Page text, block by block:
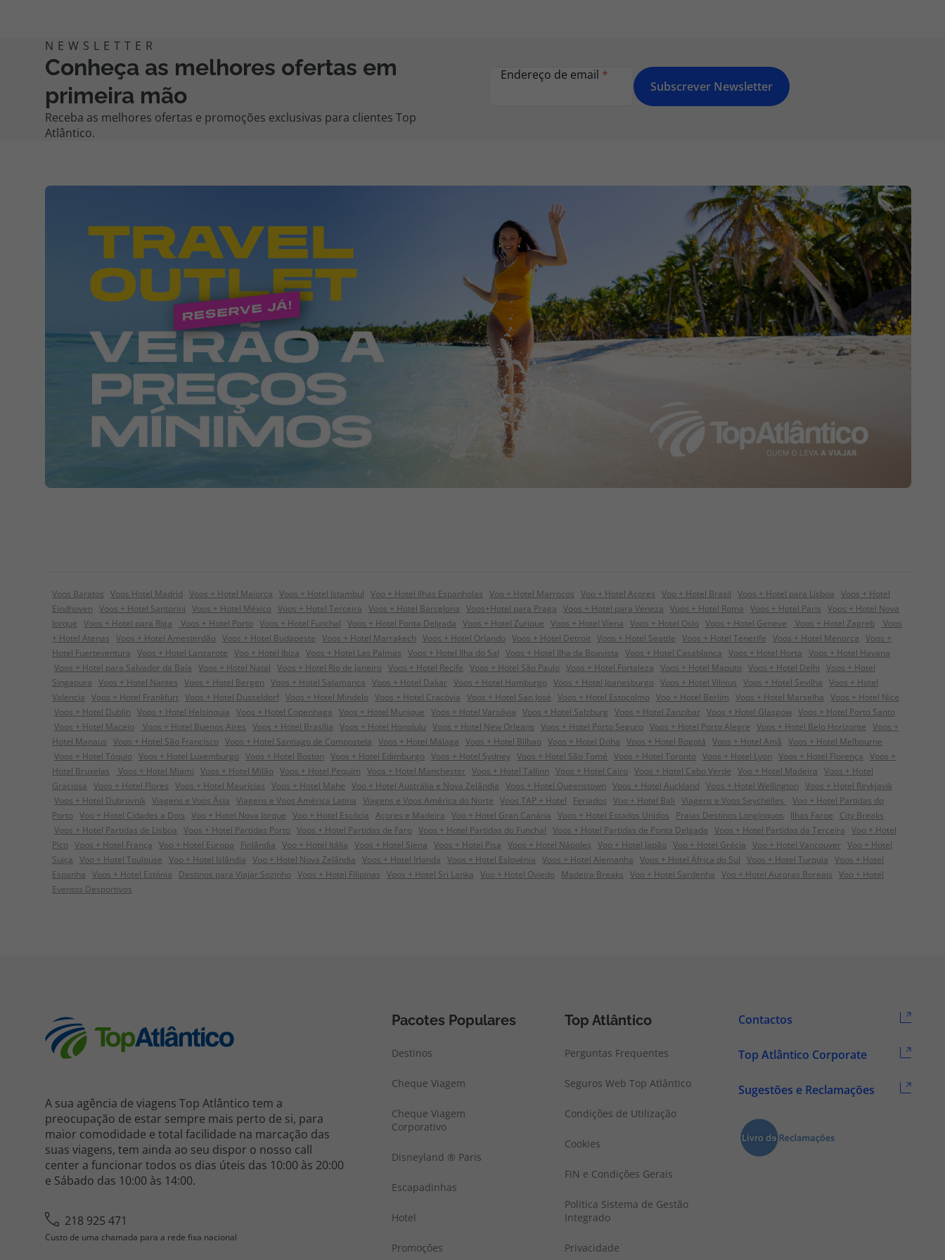
Conheça as melhores ofertas em
primeira mão
Receba as melhores ofertas e promoções exclusivas para clientes Top
Atlântico.
Endereço de email *
Subscrever Newsletter
Voos Baratos Voos Hotel Madrid Voos + Hotel Maiorca Voos + Hotel Istambul Voo + Hotel Ilhas Espanholas Voo + Hotel Marrocos Voo + Hotel Açores Voo + Hotel Brasil Voos + Hotel para Lisboa Voos + Hotel
Eindhoven Voos + Hotel Santorini Voos + Hotel México Voos + Hotel Terceira Voos + Hotel Barcelona Voos+Hotel para Praga Voos + Hotel para Veneza Voos + Hotel Roma Voos + Hotel Paris Voos + Hotel Nova
Iorque Voos + Hotel para Riga Voos + Hotel Porto Voos + Hotel Funchal Voos + Hotel Ponta Delgada Voos + Hotel Zurique Voos + Hotel Viena Voos + Hotel Oslo Voos + Hotel Geneve Voos + Hotel Zagreb
Voos
+ Hotel Atenas Voos + Hotel Amesterdão Voos + Hotel Budapeste Voos + Hotel Marrakech Voos + Hotel Orlando Voos + Hotel Detroit Voos + Hotel Seattle Voos + Hotel Tenerife Voos + Hotel Menorca Voos +
Hotel Fuerteventura Voos + Hotel Lanzarote Voo + Hotel Ibiza Voos + Hotel Las Palmas Voos + Hotel Ilha do Sal Voos + Hotel Ilha da Boavista Voos + Hotel Casablanca Voos + Hotel Horta Voos + Hotel Havana
Voos + Hotel para Salvador da Baía Voos + Hotel Natal Voos + Hotel Rio de Janeiro Voos + Hotel Recife Voos + Hotel São Paulo Voos + Hotel Fortaleza Voos + Hotel Maputo Voos + Hotel Delhi Voos + Hotel
Singapura Voos + Hotel Nantes Voos + Hotel Bergen Voos + Hotel Salamanca Voos + Hotel Dakar Voos + Hotel Hamburgo Voos + Hotel Joanesburgo Voos + Hotel Vilnius Voos + Hotel Sevilha Voos + Hotel
Valencia Voos + Hotel Frankfurt Voos + Hotel Dusseldorf Voos + Hotel Mindelo Voos + Hotel Cracóvia Voos + Hotel San José Voos + Hotel Estocolmo Voo + Hotel Berlim Voos + Hotel Marselha Voos + Hotel Nice
Voos + Hotel Dublin Voos + Hotel Helsínquia Voos + Hotel Copenhaga Voos + Hotel Munique Voos + Hotel Varsóvia Voos + Hotel Salzburg Voos + Hotel Zanzibar Voos + Hotel Glasgow Voos + Hotel Porto Santo
Voos + Hotel Maceio
Voos + Hotel Buenos Aires Voos + Hotel Brasília Voos + Hotel Honolulu Voos + Hotel New Orleans Voos + Hotel Porto Seguro Voos + Hotel Porto Alegre Voos + Hotel Belo Horizonte Voos +
Hotel Manaus Voos + Hotel São Francisco Voos + Hotel Santiago de Compostela Voos + Hotel Málaga Voos + Hotel Bilbao Voos + Hotel Doha Voos + Hotel Bogotá Voos + Hotel Amã Voos + Hotel Melbourne
Voos + Hotel Tóquio Voos + Hotel Luxemburgo Voos + Hotel Boston Voos + Hotel Edimburgo Voos + Hotel Sydney Voos + Hotel São Tomé Voos + Hotel Toronto Voos + Hotel Lyon Voos + Hotel Florença Voos +
Hotel Bruxelas
Voos + Hotel Miami Voos + Hotel Milão Voos + Hotel Pequim Voos + Hotel Manchester Voos + Hotel Tallinn Voos + Hotel Cairo Voos + Hotel Cabo Verde Voo + Hotel Madeira Voos + Hotel
Graciosa Voos + Hotel Flores Voos + Hotel Maurícias Voos + Hotel Mahe Voo + Hotel Austrália e Nova Zelândia Voos + Hotel Queenstown Voos + Hotel Auckland Voos + Hotel Wellington Voos + Hotel Reykjavik
Voos + Hotel Dubrovnik Viagens e Voos Ásia Viagens e Voos América Latina Viagens e Voos América do Norte Voos TAP + Hotel Feriados Voo + Hotel Bali Viagens e Voos Seychelles
Voo + Hotel Partidas do
Porto Voo + Hotel Cidades a Dois Voo + Hotel Nova Iorque Voo + Hotel Escócia Açores e Madeira Voo + Hotel Gran Canária Voos + Hotel Estados Unidos Praias Destinos Longínquos Ilhas Faroe
City Breaks
Voos + Hotel Partidas de Lisboa Voos + Hotel Partidas Porto Voos + Hotel Partidas de Faro Voos + Hotel Partidas do Funchal Voos + Hotel Partidas de Ponta Delgada Voos + Hotel Partidas da Terceira Voo + Hotel
Pico Voos + Hotel França Voo + Hotel Europa Finlândia Voo + Hotel Itália Voos + Hotel Siena Voos + Hotel Pisa Voos + Hotel Nápoles Voo + Hotel Japão Voo + Hotel Grécia Voo + Hotel Vancouver Voo + Hotel
Suiça Voo + Hotel Toulouse Voo + Hotel Islândia Voo + Hotel Nova Zelândia Voos + Hotel Irlanda Voos + Hotel Eslovénia Voos + Hotel Alemanha Voos + Hotel África do Sul Voos + Hotel Turquia Voos + Hotel
Espanha Voos + Hotel Estónia Destinos para Viajar Sozinho Voos + Hotel Filipinas Voos + Hotel Sri Lanka Voo + Hotel Oviedo Madeira Breaks Voo + Hotel Sardenha Voo + Hotel Auroras Boreais Voo + Hotel
Eventos Desportivos
A sua agência de viagens Top Atlântico tem a
preocupação de estar sempre mais perto de si, para
maior comodidade e total facilidade na marcação das
suas viagens, tem ainda ao seu dispor o nosso call
center a funcionar todos os dias úteis das 10:00 às 20:00
e Sábado das 10:00 às 14:00.
218 925 471
Custo de uma chamada para a rede fixa nacional
Pacotes Populares
Destinos
Cheque Viagem
Cheque Viagem
Corporativo
Disneyland ® Paris
Escapadinhas
Hotel
Promoções
Top Atlântico
Perguntas Frequentes
Seguros Web Top Atlântico
Condições de Utilização
Cookies
FIN e Condições Gerais
Politica Sistema de Gestão
Integrado
Privacidade
Contactos
Top Atlântico Corporate
Sugestões e Reclamações